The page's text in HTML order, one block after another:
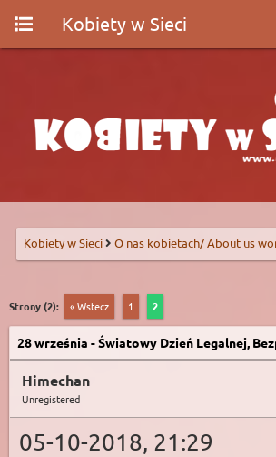
Kobiety w Sieci
Kobiety w Sieci O nas kobietach/ About us
Strony (2): « Wstecz 1 2
28 września - Światowy Dzień Legalnej,
Himechan
Unregistered
05-10-2018, 21:29